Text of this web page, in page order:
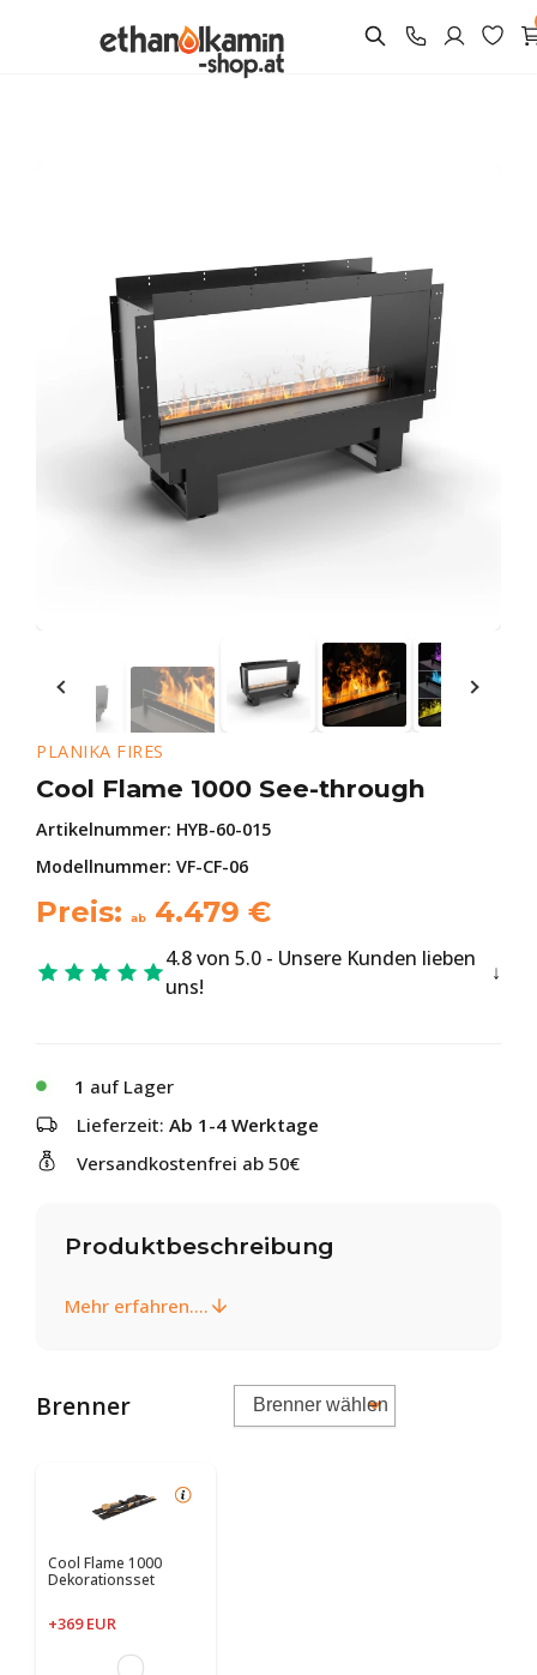
PLANIKA FIRES
Cool Flame 1000 See-through
Artikelnummer: HYB-60-015
Modellnummer: VF-CF-06
Preis: ab 4.479 €
4.8 von 5.0 - Unsere Kunden lieben
uns!
1 auf Lager
Lieferzeit: Ab 1-4 Werktage
Versandkostenfrei ab 50€
Produktbeschreibung
Mehr erfahren....
Brenner
Cool Flame 1000
Dekorationsset
+369 EUR